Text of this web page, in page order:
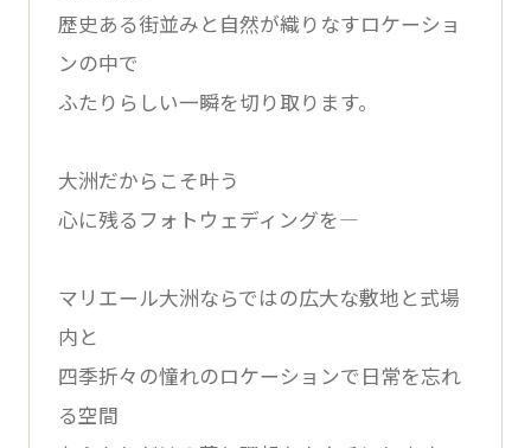
歴史ある街並みと自然が織りなすロケーショ
ンの中で
ふたりらしい一瞬を切り取ります。
大洲だからこそ叶う
心に残るフォトウェディングを―
マリエール大洲ならではの広大な敷地と式場
内と
四季折々の憧れのロケーションで日常を忘れ
る空間